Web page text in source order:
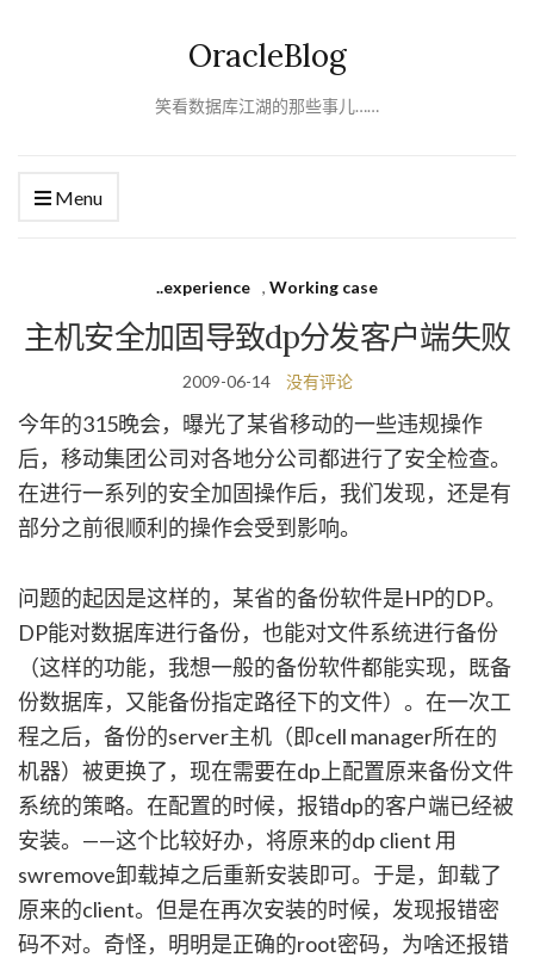
OracleBlog
笑看数据库江湖的那些事儿……
Menu
..experience , Working case
主机安全加固导致dp分发客户端失败
2009-06-14 没有评论
今年的315晚会，曝光了某省移动的一些违规操作
后，移动集团公司对各地分公司都进行了安全检查。
在进行一系列的安全加固操作后，我们发现，还是有
部分之前很顺利的操作会受到影响。
问题的起因是这样的，某省的备份软件是HP的DP。
DP能对数据库进行备份，也能对文件系统进行备份
（这样的功能，我想一般的备份软件都能实现，既备
份数据库，又能备份指定路径下的文件）。在一次工
程之后，备份的server主机（即cell manager所在的
机器）被更换了，现在需要在dp上配置原来备份文件
系统的策略。在配置的时候，报错dp的客户端已经被
安装。——这个比较好办，将原来的dp client 用
swremove卸载掉之后重新安装即可。于是，卸载了
原来的client。但是在再次安装的时候，发现报错密
码不对。奇怪，明明是正确的root密码，为啥还报错